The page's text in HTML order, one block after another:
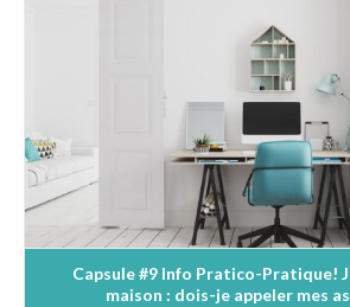
Capsule #9 Info Pratico-Pratique!
maison : dois-je appeler mes